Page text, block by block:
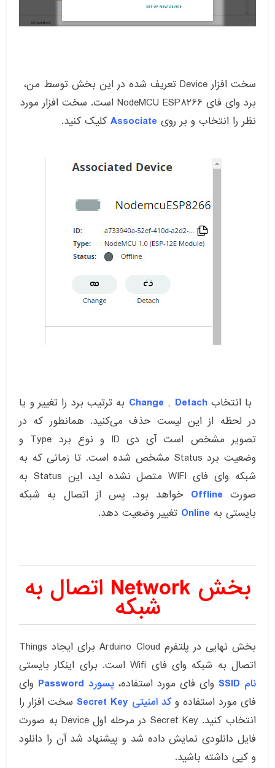
سخت افزار Device تعریف شده در این بخش توسط من،
برد وای فای NodeMCU ESP8266 است. سخت افزار مورد
نظر را انتخاب و بر روی Associate کلیک کنید.
با انتخاب Change , Detach
به ترتیب برد را تغییر و یا
در لحظه از این لیست حذف می‌کنید. همانطور که در
تصویر مشخص است آی دی ID و نوع برد Type و
وضعیت برد Status مشخص شده است. تا زمانی که به
شبکه وای فای WIFI متصل نشده اید، این Status به
صورت Offline خواهد بود. پس از اتصال به شبکه
بایستی به Online تغییر وضعیت دهد.
بخش Network اتصال به
شبکه
بخش نهایی در پلتفرم Arduino Cloud برای ایجاد Things
اتصال به شبکه وای فای Wifi است. برای اینکار بایستی
نام SSID
وای فای مورد استفاده،پسورد Password
وای
فای مورد استفاده وکد امنیتی Secret Key
سخت افزار را
انتخاب کنید. Secret Key در مرحله اول Device به صورت
فایل دانلودی نمایش داده شد و پیشنهاد شد آن را دانلود
و کپی داشته باشید.